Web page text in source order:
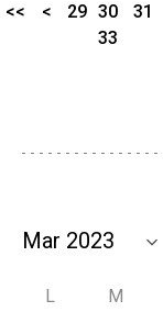
<< < 29 30 31
33
L M